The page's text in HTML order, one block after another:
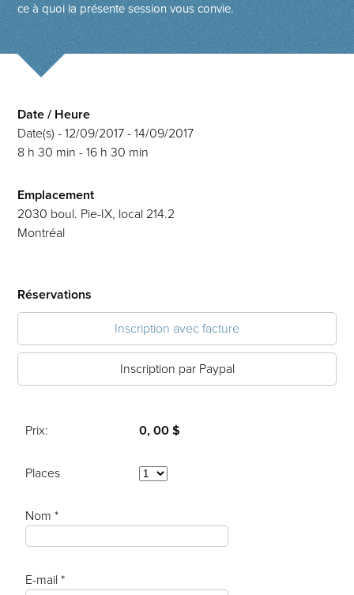
ce à quoi la présente session vous convie.
Date / Heure
Date(s) - 12/09/2017 - 14/09/2017
8 h 30 min - 16 h 30 min
Emplacement
2030 boul. Pie-IX, local 214.2
Montréal
Réservations
Inscription avec facture
Inscription par Paypal
Prix: 0, 00 $
Places
Nom *
E-mail *